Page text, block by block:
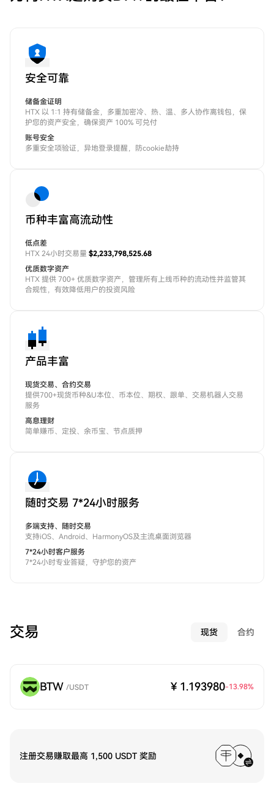
安全可靠
储备金证明
HTX 以 1:1 持有储备金，多重加密冷、热、温、多人协作离钱包，保
护您的资产安全，确保资产 100% 可兑付
账号安全
多重安全项验证，异地登录提醒，防cookie劫持
币种丰富高流动性
低点差
HTX 24小时交易量 $2,233,798,525.68
优质数字资产
HTX 提供 700+ 优质数字资产，管理所有上线币种的流动性并监管其
合规性，有效降低用户的投资风险
产品丰富
现货交易、合约交易
提供700+现货币种&U本位、币本位、期权、跟单、交易机器人交易
服务
高息理财
简单赚币、定投、余币宝、节点质押
随时交易 7*24小时服务
多端支持、随时交易
支持iOS、Android、HarmonyOS及主流桌面浏览器
7*24小时客户服务
7*24小时专业答疑，守护您的资产
交易 现货 合约
BTW /USDT ¥ 1.193980-13.98%
注册交易赚取最高 1,500 USDT 奖励